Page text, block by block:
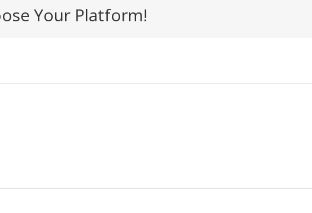
Your Platform!